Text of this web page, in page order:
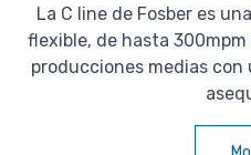
La C line de Fosber es
flexible, de hasta
producciones medias